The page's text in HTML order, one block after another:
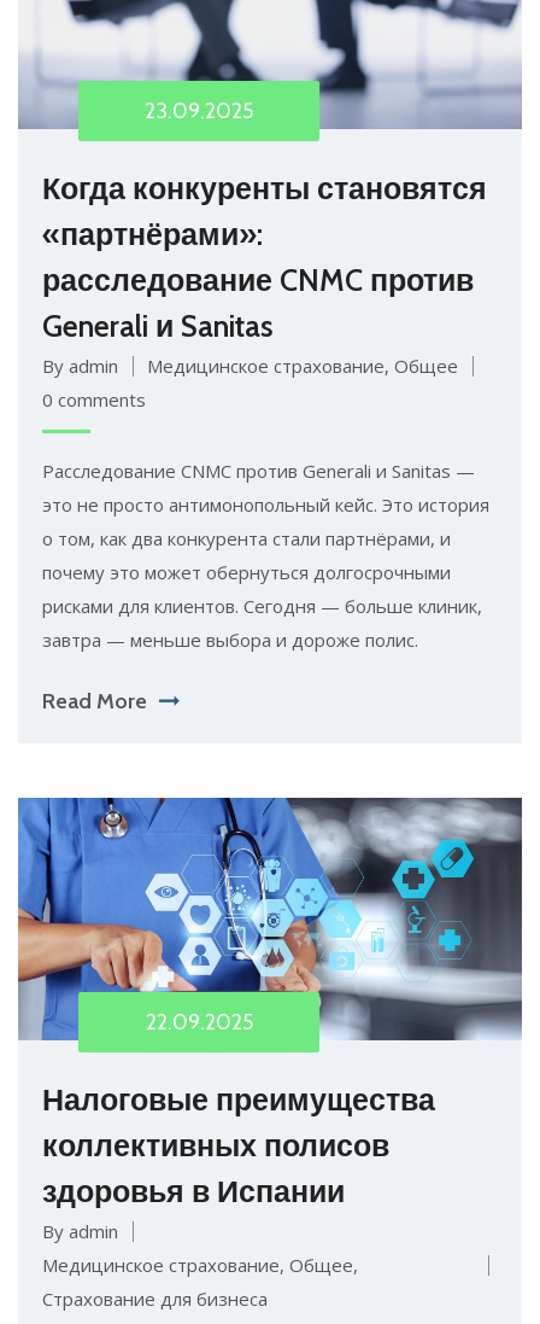
23.09.2025
Когда конкуренты становятся
«партнёрами»:
расследование CNMC против
Generali и Sanitas
By admin Медицинское страхование, Общее
0 comments
Расследование CNMC против Generali и Sanitas —
это не просто антимонопольный кейс. Это история
о том, как два конкурента стали партнёрами, и
почему это может обернуться долгосрочными
рисками для клиентов. Сегодня — больше клиник,
завтра — меньше выбора и дороже полис.
Read More
22.09.2025
Налоговые преимущества
коллективных полисов
здоровья в Испании
By admin
Медицинское страхование, Общее,
Страхование для бизнеса